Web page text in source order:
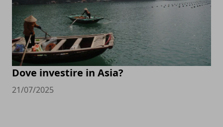
Dove investire in Asia?
21/07/2025